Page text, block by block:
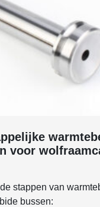
voor
stappen van
bussen: